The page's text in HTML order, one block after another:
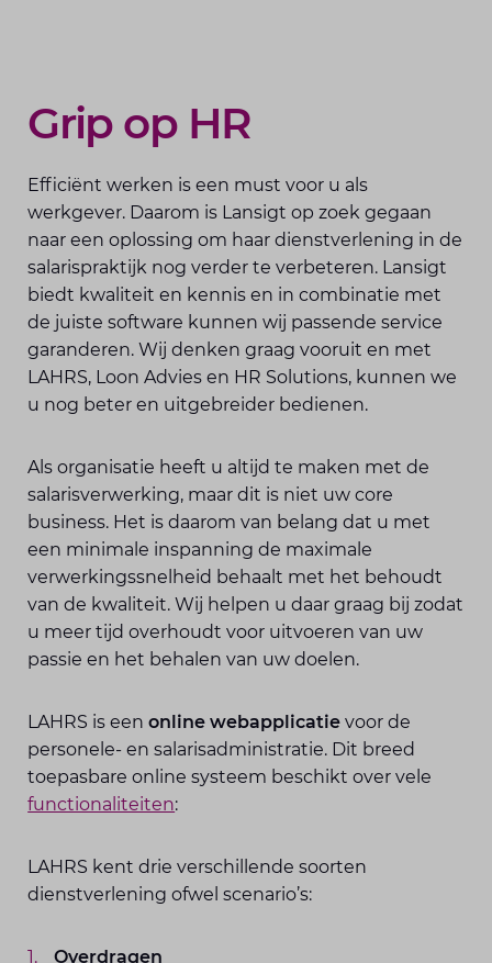
Grip op HR
Efficiënt werken is een must voor u als
werkgever. Daarom is Lansigt op zoek gegaan
naar een oplossing om haar dienstverlening in de
salarispraktijk nog verder te verbeteren. Lansigt
biedt kwaliteit en kennis en in combinatie met
de juiste software kunnen wij passende service
garanderen. Wij denken graag vooruit en met
LAHRS, Loon Advies en HR Solutions, kunnen we
u nog beter en uitgebreider bedienen.
Als organisatie heeft u altijd te maken met de
salarisverwerking, maar dit is niet uw core
business. Het is daarom van belang dat u met
een minimale inspanning de maximale
verwerkingssnelheid behaalt met het behoudt
van de kwaliteit. Wij helpen u daar graag bij zodat
u meer tijd overhoudt voor uitvoeren van uw
passie en het behalen van uw doelen.
LAHRS is eenonline webapplicatie voor de
personele- en salarisadministratie. Dit breed
toepasbare online systeem beschikt over vele
functionaliteiten:
LAHRS kent drie verschillende soorten
dienstverlening ofwel scenario’s:
Overdragen